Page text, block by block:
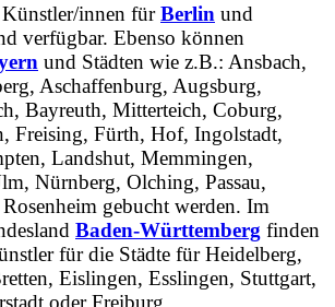
innen fürBerlin und
verfügbar. Ebenso können
und Städten wie z.B.: Ansbach,
Aschaffenburg, Augsburg,
Bayreuth, Mitterteich, Coburg,
Freising, Fürth, Hof, Ingolstadt,
Landshut, Memmingen,
Nürnberg, Olching, Passau,
gebucht werden. Im
Baden-Württemberg finden
für die Städte für Heidelberg,
Eislingen, Esslingen, Stuttgart,
oder Freiburg.